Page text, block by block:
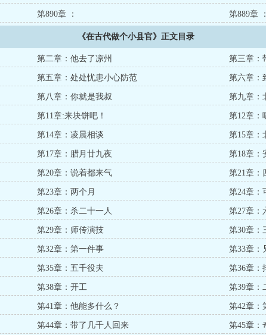
第890章 ： 第889章 ：
《在古代做个小县官》正文目录
第二章：他去了凉州 第三章：
第五章：处处忧患小心防范 第六章：
第八章：你就是我叔 第九章：
第11章:来块饼吧！ 第12章：
第14章：凌晨相谈 第15章：
第17章：腊月廿九夜 第18章：
第20章：说着都来气 第21章：
第23章：两个月 第24章：
第26章：杀二十一人 第27章：
第29章：师传演技 第30章：
第32章：第一件事 第33章：
第35章：五千役夫 第36章：
第38章：开工 第39章：
第41章：他能多什么？ 第42章：
第44章：带了几千人回来 第45章：